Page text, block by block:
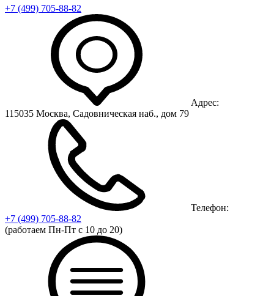
+7 (499) 705-88-82
Адрес:
115035 Москва, Садовническая наб., дом 79
Телефон:
+7 (499) 705-88-82
(работаем Пн-Пт с 10 до 20)